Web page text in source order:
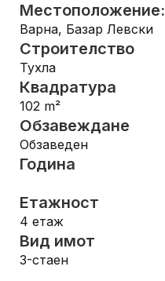
Местоположение:
Варна, Базар Левски
Строителство
Тухла
Квадратура
102 m²
Обзавеждане
Обзаведен
Година
Етажност
4 етаж
Вид имот
3-стаен